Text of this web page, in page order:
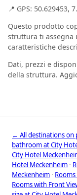
📍 GPS: 50.629453,
Questo prodotto
struttura ti assegna
caratteristiche
Dati, prezzi e
della struttura.
← All destinations on
bathroom at City
City Hotel
Hotel Meckenheim ·
Meckenheim ·
Rooms with Front